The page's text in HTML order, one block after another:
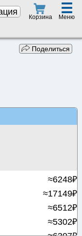
Корзина
☰
Меню
Поделиться
≈6248₽
≈17149₽
≈6512₽
≈5302₽